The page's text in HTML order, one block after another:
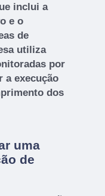
inclui a
e o
de
utiliza
por
a execução
dos
uma
de